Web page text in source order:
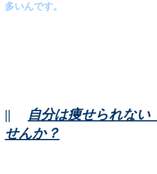
多いんです。
||
自分は痩せられない
せんか？